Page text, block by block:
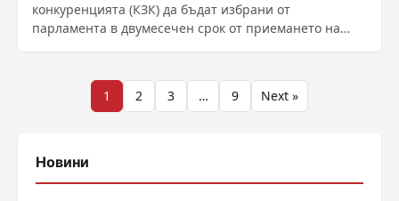
конкуренцията (КЗК) да бъдат избрани от
парламента в двумесечен срок от приемането на
комисия, уд...
Разделяне
публикациите
1 2 3 … 9 Next »
Новини